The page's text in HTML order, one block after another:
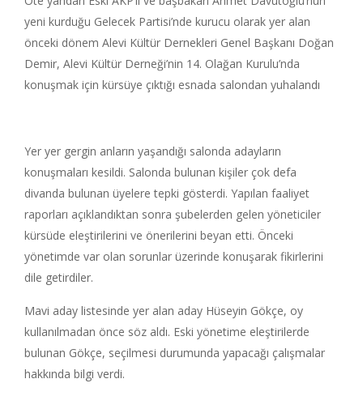
yeni kurduğu Gelecek Partisi’nde kurucu olarak yer alan
önceki dönem Alevi Kültür Dernekleri Genel Başkanı Doğan
Demir, Alevi Kültür Derneği’nin 14. Olağan Kurulu’nda
konuşmak için kürsüye çıktığı esnada salondan yuhalandı
Yer yer gergin anların yaşandığı salonda adayların
konuşmaları kesildi. Salonda bulunan kişiler çok defa
divanda bulunan üyelere tepki gösterdi. Yapılan faaliyet
raporları açıklandıktan sonra şubelerden gelen yöneticiler
kürsüde eleştirilerini ve önerilerini beyan etti. Önceki
yönetimde var olan sorunlar üzerinde konuşarak fikirlerini
dile getirdiler.
Mavi aday listesinde yer alan aday Hüseyin Gökçe, oy
kullanılmadan önce söz aldı. Eski yönetime eleştirilerde
bulunan Gökçe, seçilmesi durumunda yapacağı çalışmalar
hakkında bilgi verdi.